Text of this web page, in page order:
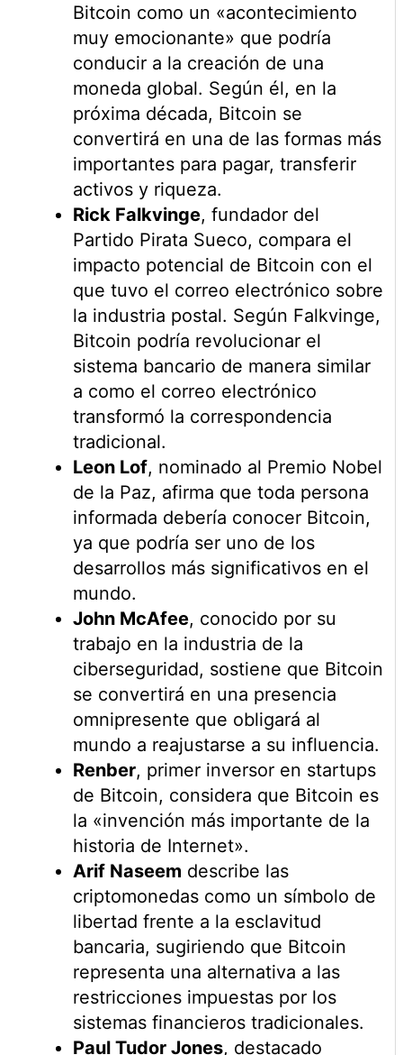
Bitcoin como un «acontecimiento
muy emocionante» que podría
conducir a la creación de una
moneda global. Según él, en la
próxima década, Bitcoin se
convertirá en una de las formas más
importantes para pagar, transferir
activos y riqueza.
Rick Falkvinge, fundador del
Partido Pirata Sueco, compara el
impacto potencial de Bitcoin con el
que tuvo el correo electrónico sobre
la industria postal. Según Falkvinge,
Bitcoin podría revolucionar el
sistema bancario de manera similar
a como el correo electrónico
transformó la correspondencia
tradicional.
Leon Lof, nominado al Premio Nobel
de la Paz, afirma que toda persona
informada debería conocer Bitcoin,
ya que podría ser uno de los
desarrollos más significativos en el
mundo.
John McAfee, conocido por su
trabajo en la industria de la
ciberseguridad, sostiene que Bitcoin
se convertirá en una presencia
omnipresente que obligará al
mundo a reajustarse a su influencia.
Renber, primer inversor en startups
de Bitcoin, considera que Bitcoin es
la «invención más importante de la
historia de Internet».
Arif Naseem describe las
criptomonedas como un símbolo de
libertad frente a la esclavitud
bancaria, sugiriendo que Bitcoin
representa una alternativa a las
restricciones impuestas por los
sistemas financieros tradicionales.
Paul Tudor Jones, destacado